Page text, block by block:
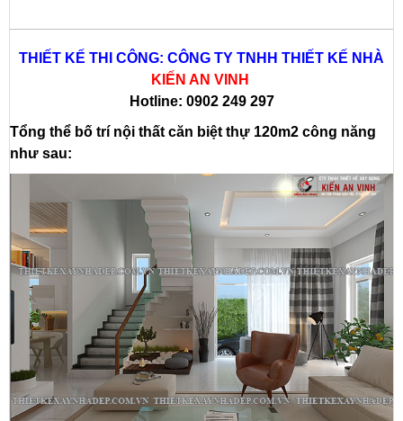
THIẾT KẾ THI CÔNG: CÔNG TY TNHH THIẾT KẾ NHÀ
KIẾN AN VINH
Hotline: 0902 249 297
Tổng thể bố trí nội thất căn biệt thự 120m2 công năng
như sau: